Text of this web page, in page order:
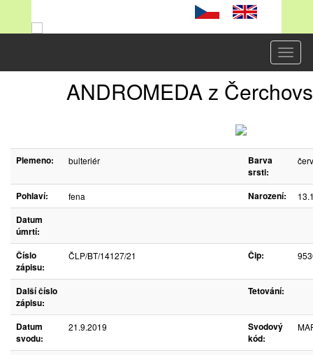
ANDROMEDA z
Plemeno: bulteriér
Barva
srsti:
Pohlaví: fena Narození:
Datum
úmrtí:
Číslo
zápisu:
ČLP/BT/14127/21 Čip:
Další číslo
zápisu:
Tetování:
Datum
svodu:
21.9.2019
Svodový
kód: